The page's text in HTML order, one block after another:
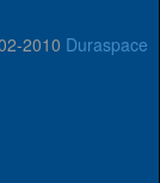
2010 Duraspace